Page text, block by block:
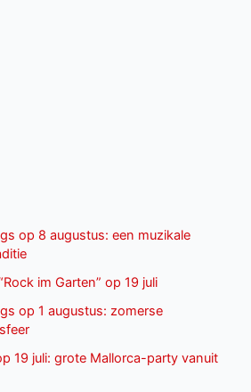
op 8 augustus: een muzikale
im Garten” op 19 juli
op 1 augustus: zomerse
19 juli: grote Mallorca-party vanuit